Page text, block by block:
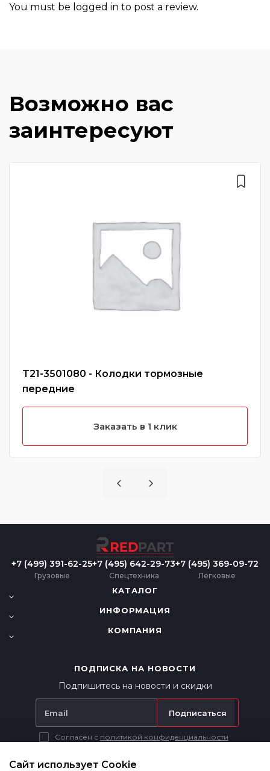
You must be logged in to post a review.
Возможно вас
заинтересуют
T21-3501080 - Колодки тормозные
передние
Заказать в 1 клик
+7 (499) 391-62-25
Грузовые
+7 (495) 642-29-73
Спецтехника
+7 (495) 369-09-72
Легковые
КАТАЛОГ
ИНФОРМАЦИЯ
КОМПАНИЯ
ПОДПИСКА НА НОВОСТИ
Подпишитесь на новости и скидки
Подписаться
Согласен с политикой конфиденциальности
информационный характер и ни при каких условиях не является
публичной офертой в соответствии с п. 2 ст. 437 ГК РФ.
Сайт использует Cookie